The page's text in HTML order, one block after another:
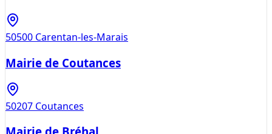
50500 Carentan-les-Marais
Mairie de Coutances
50207 Coutances